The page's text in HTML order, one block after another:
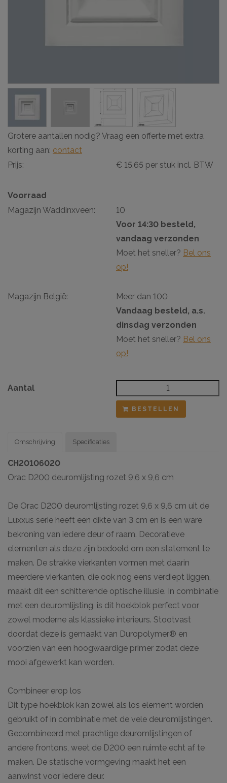
Grotere aantallen nodig? Vraag een offerte met extra
korting aan: contact
Prijs:
€ 15,65 per stuk incl. BTW
Voorraad
Magazijn Waddinxveen:
10
Voor 14:30 besteld,
vandaag verzonden
Moet het sneller? Bel ons
op!
Magazijn België:
Meer dan 100
Vandaag besteld, a.s.
dinsdag verzonden
Moet het sneller? Bel ons
op!
Aantal
BESTELLEN
Omschrijving
CH20106020
Orac D200 deuromlijsting rozet 9,6 x 9,6 cm
De Orac D200 deuromlijsting rozet 9,6 x 9,6 cm uit de
Luxxus serie heeft een dikte van 3 cm en is een ware
bekroning van iedere deur of raam. Decoratieve
elementen als deze zijn bedoeld om een statement te
maken. De strakke vierkanten vormen met daarin
meerdere vierkanten, die ook nog eens verdiept liggen,
maakt dit een schitterende optische illusie. In combinatie
met een deuromlijsting, is dit hoekblok perfect voor
zowel moderne als klassieke interieurs. Stootvast
doordat deze is gemaakt van Duropolymer® en
voorzien van een hoogwaardige primer zodat deze
mooi afgewerkt kan worden.
Combineer erop los
Dit type hoekblok kan zowel als los element worden
gebruikt of in combinatie met de vele deuromlijstingen.
Gecombineerd met prachtige deuromlijstingen of
andere frontons, weet de D200 een ruimte echt af te
maken. De statische vormgeving maakt het een
aanwinst voor iedere deur.
Specificaties